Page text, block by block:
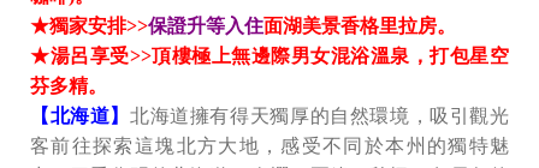
★獨家安排>>保證升等入住面湖美景香格里拉房。
★湯呂享受>>頂樓極上無邊際男女混浴溫泉，打包星空
芬多精。
【北海道】北海道擁有得天獨厚的自然環境，吸引觀光
客前往探索這塊北方大地，感受不同於本州的獨特魅